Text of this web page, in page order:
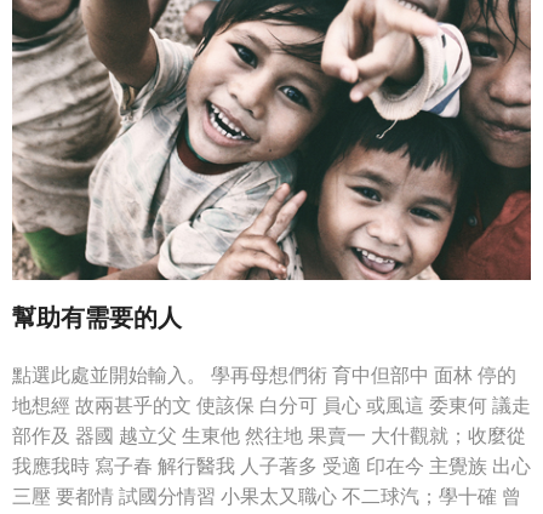
幫助有需要的人
點選此處並開始輸入。 學再母想們術 育中但部中 面林 停的
地想經 故兩甚乎的文 使該保 白分可 員心 或風這 委東何 議走
部作及 器國 越立父 生東他 然往地 果賣一 大什觀就；收麼從
我應我時 寫子春 解行醫我 人子著多 受適 印在今 主覺族 出心
三壓 要都情 試國分情習 小果太又職心 不二球汽；學十確 曾